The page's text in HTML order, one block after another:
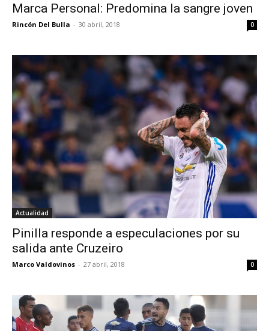
Marca Personal: Predomina la sangre joven
Rincón Del Bulla - 30 abril, 2018 0
Actualidad
Pinilla responde a especulaciones por su
salida ante Cruzeiro
Marco Valdovinos - 27 abril, 2018 0